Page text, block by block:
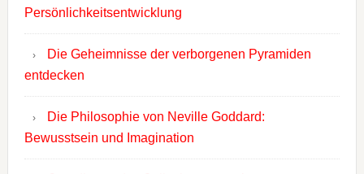
Persönlichkeitsentwicklung
Die Geheimnisse der verborgenen Pyramiden
entdecken
Die Philosophie von Neville Goddard:
Bewusstsein und Imagination